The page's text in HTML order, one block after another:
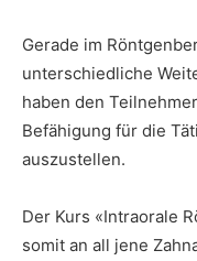
Gerade im
unterschiedliche
haben den
Befähigung für die
auszustellen.
Der Kurs «Intraorale
somit an all jene